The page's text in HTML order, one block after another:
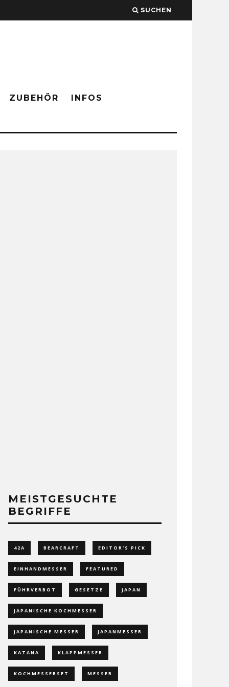
SUCHEN
ZUBEHÖR INFOS
MEISTGESUCHTE
BEGRIFFE
42A BEARCRAFT EDITOR'S PICK
EINHANDMESSER FEATURED
FÜHRVERBOT GESETZE JAPAN
JAPANISCHE KOCHMESSER
JAPANISCHE MESSER JAPANMESSER
KATANA KLAPPMESSER
KOCHMESSERSET MESSER